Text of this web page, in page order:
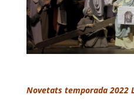
Novetats temporada 2022